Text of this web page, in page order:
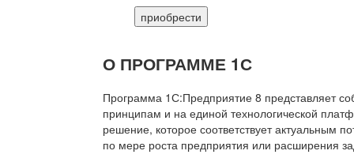
приобрести
О ПРОГРАММЕ 1С
Программа 1С:Предприятие 8 представляет
принципам и на единой технологической
решение, которое соответствует актуальным
по мере роста предприятия или расширения